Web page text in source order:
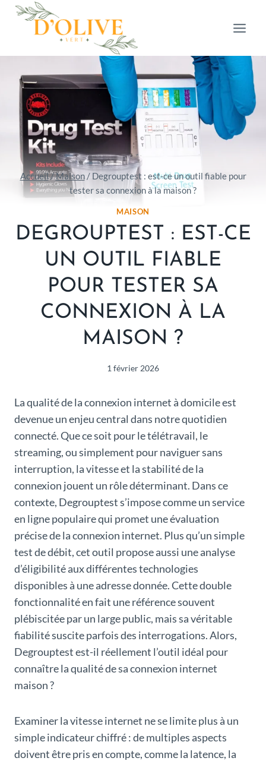
Aller
Accueil/Maison / Degrouptest : est-ce un outil fiable pour
tester sa connexion à la maison ?
MAISON
DEGROUPTEST : EST-CE
UN OUTIL FIABLE
POUR TESTER SA
CONNEXION À LA
MAISON ?
1 février 2026
La qualité de la connexion internet à domicile est
devenue un enjeu central dans notre quotidien
connecté. Que ce soit pour le télétravail, le
streaming, ou simplement pour naviguer sans
interruption, la vitesse et la stabilité de la
connexion jouent un rôle déterminant. Dans ce
contexte, Degrouptest s’impose comme un service
en ligne populaire qui promet une évaluation
précise de la connexion internet. Plus qu’un simple
test de débit, cet outil propose aussi une analyse
d’éligibilité aux différentes technologies
disponibles à une adresse donnée. Cette double
fonctionnalité en fait une référence souvent
plébiscitée par un large public, mais sa véritable
fiabilité suscite parfois des interrogations. Alors,
Degrouptest est-il réellement l’outil idéal pour
connaître la qualité de sa connexion internet
maison ?
Examiner la vitesse internet ne se limite plus à un
simple indicateur chiffré : de multiples aspects
doivent être pris en compte, comme la latence, la